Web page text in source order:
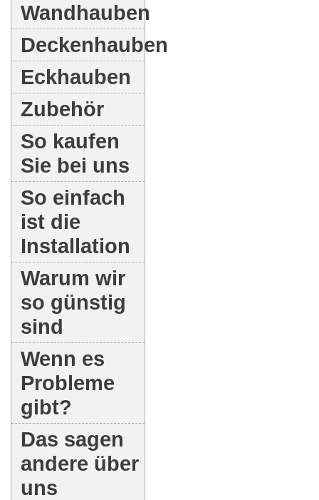
Wandhauben
Deckenhauben
Eckhauben
Zubehör
So kaufen
Sie bei uns
So einfach
ist die
Installation
Warum wir
so günstig
sind
Wenn es
Probleme
gibt?
Das sagen
andere über
uns